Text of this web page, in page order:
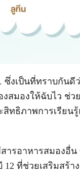
ซึ่งเป็นที่ทราบกันดี
สมองให้ฉับไว ช่ว
ทธิภาพการเรียน
ารอาหารสมองอื่
ที่ช่วยเสริมสร้า